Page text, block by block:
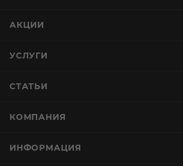
АКЦИИ
УСЛУГИ
СТАТЬИ
КОМПАНИЯ
ИНФОРМАЦИЯ